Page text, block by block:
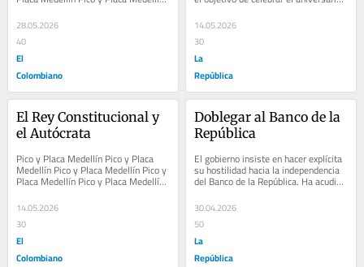
Pico y Placa Medellín Pico y Placa...
28.05.2026
40
El
Colombiano
250 de la independencia de
Estados...
14.05.2026
30
La
República
El Rey Constitucional y
el Autócrata
Pico y Placa Medellín Pico y Placa
Medellín Pico y Placa Medellín Pico y
Placa Medellín Pico y Placa Medellín
Pico y Placa Medellín Pico y Placa...
14.05.2026
30
El
Colombiano
Doblegar al Banco de la
República
El gobierno insiste en hacer explícita
su hostilidad hacia la independencia
del Banco de la República. Ha acudido
al agravio, al insulto personal,...
30.04.2026
50
La
República